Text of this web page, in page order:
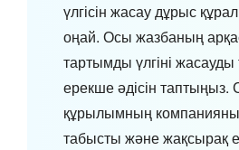
үлгісін жасау дұрыс
оңай. Осы жазбаның
тартымды үлгіні жасауды
ерекше әдісін таптыңыз.
құрылымның
табысты және жақсырақ